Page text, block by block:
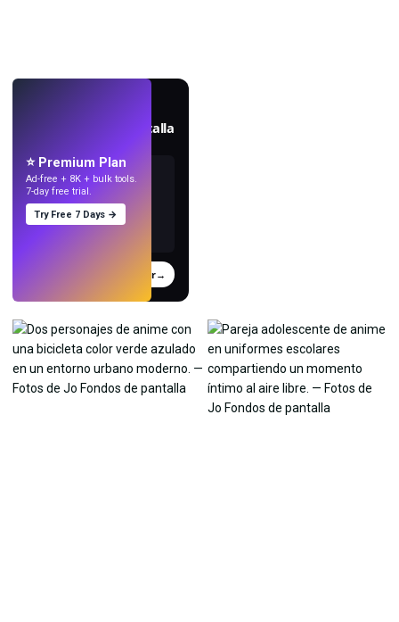
Crea fondos de pantalla
Probar →
⭐ Premium Plan
Ad-free + 8K + bulk tools.
7-day free trial.
Try Free 7 Days →